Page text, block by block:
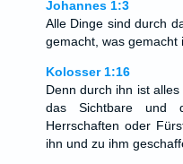
Johannes 1:3
Alle Dinge sind durch
gemacht, was gemacht
Kolosser 1:16
Denn durch ihn ist
das Sichtbare und
Herrschaften oder
ihn und zu ihm